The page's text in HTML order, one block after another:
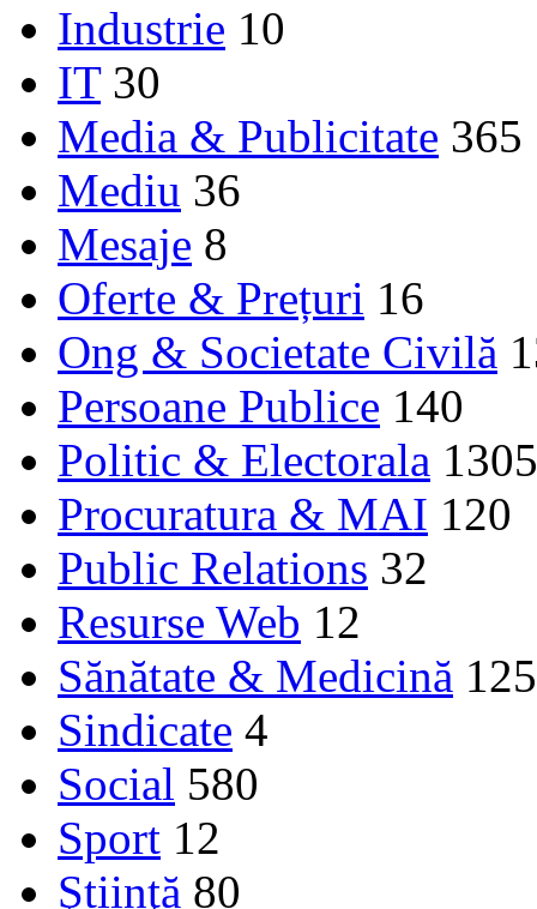
Industrie 10
IT 30
Media & Publicitate 365
Mediu 36
Mesaje 8
Oferte & Prețuri 16
Ong & Societate Civilă
Persoane Publice 140
Politic & Electorala 1305
Procuratura & MAI 120
Public Relations 32
Resurse Web 12
Sănătate & Medicină 125
Sindicate 4
Social 580
Sport 12
Ştiinţă 80